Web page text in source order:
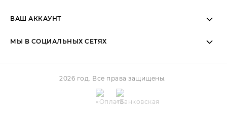
ВАШ АККАУНТ
МЫ В СОЦИАЛЬНЫХ СЕТЯХ
2026 год. Все права защищены.